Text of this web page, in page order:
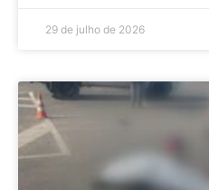
29 de julho de 2026